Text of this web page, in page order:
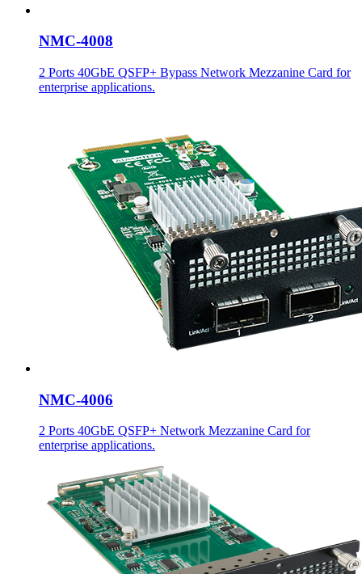
NMC-4008
2 Ports 40GbE QSFP+ Bypass Network Mezzanine Card for
enterprise applications.
NMC-4006
2 Ports 40GbE QSFP+ Network Mezzanine Card for
enterprise applications.